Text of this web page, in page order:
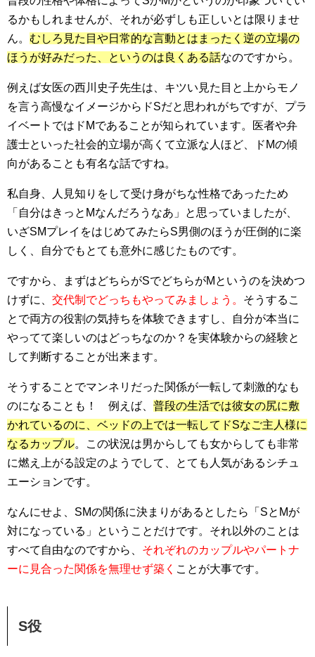
るかもしれませんが、それが必ずしも正しいとは限りませ
ん。 むしろ見た目や日常的な言動とはまったく逆の立場の
ほうが好みだった、というのは良くある話なのですから。
例えば女医の西川史子先生は、キツい見た目と上からモノ
を言う高慢なイメージからドSだと思われがちですが、プラ
イベートではドMであることが知られています。医者や弁
護士といった社会的立場が高くて立派な人ほど、ドMの傾
向があることも有名な話ですね。
私自身、人見知りをして受け身がちな性格であったため
「自分はきっとMなんだろうなあ」と思っていましたが、
いざSMプレイをはじめてみたらS男側のほうが圧倒的に楽
しく、自分でもとても意外に感じたものです。
ですから、まずはどちらがSでどちらがMというのを決めつ
けずに、 交代制でどっちもやってみましょう。 そうするこ
とで両方の役割の気持ちを体験できますし、自分が本当に
やってて楽しいのはどっちなのか？を実体験からの経験と
して判断することが出来ます。
そうすることでマンネリだった関係が一転して刺激的なも
のになることも！ 例えば、 普段の生活では彼女の尻に敷
かれているのに、ベッドの上では一転してドSなご主人様に
なるカップル。この状況は男からしても女からしても非常
に燃え上がる設定のようでして、とても人気があるシチュ
エーションです。
なんにせよ、SMの関係に決まりがあるとしたら「SとMが
対になっている」ということだけです。それ以外のことは
すべて自由なのですから、 それぞれのカップルやパートナ
ーに見合った関係を無理せず築く ことが大事です。
S役